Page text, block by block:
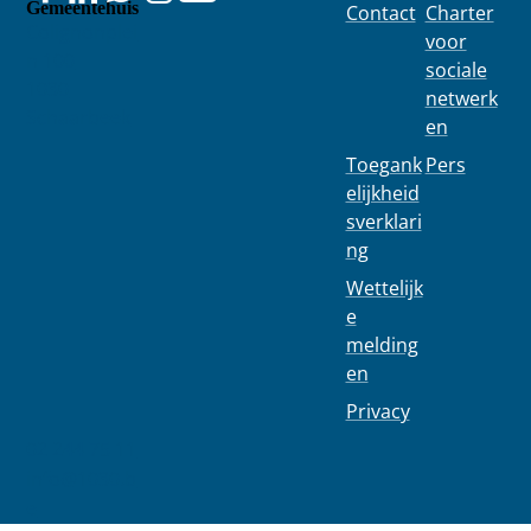
Gemeentehuis Contact
Toegank
elijkheid
sverklari
ng
Wettelijk
e
melding
en
Privacy
Charter
voor
sociale
netwerk
en
Pers